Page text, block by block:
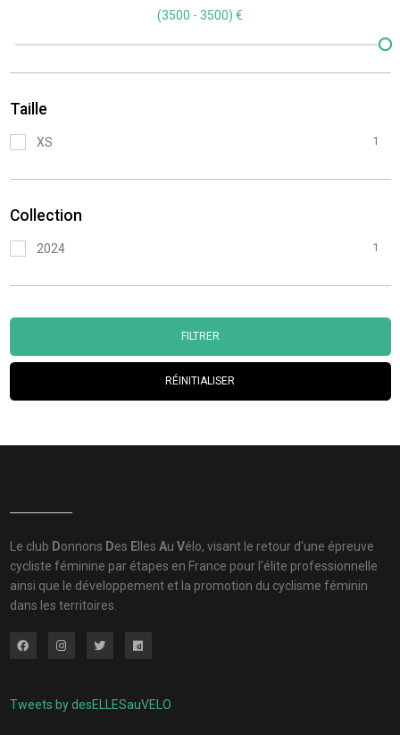
(3500 - 3500) €
Taille
XS 1
Collection
2024 1
FILTRER
RÉINITIALISER
Le club Donnons Des Elles Au Vélo, visant le retour d'une épreuve
cycliste féminine par étapes en France pour l'élite professionnelle
ainsi que le développement et la promotion du cyclisme féminin
dans les territoires.
Tweets by desELLESauVELO